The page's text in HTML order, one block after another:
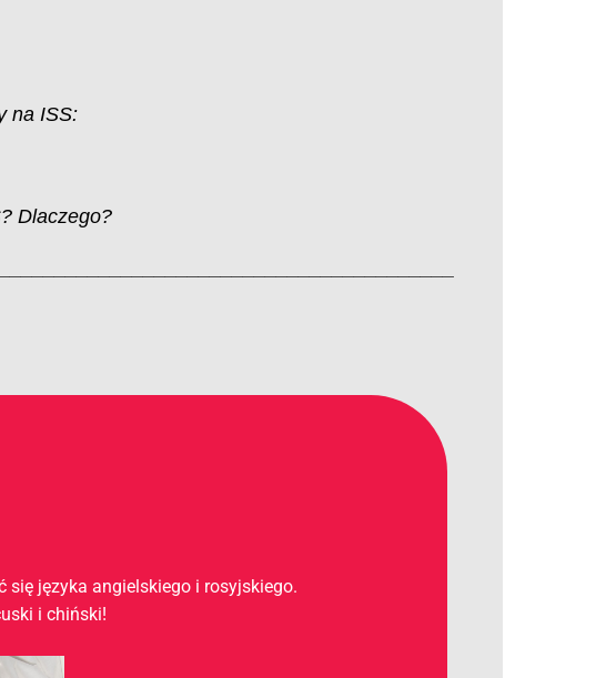
na ISS:
Dlaczego?
się języka angielskiego i rosyjskiego.
i chiński!